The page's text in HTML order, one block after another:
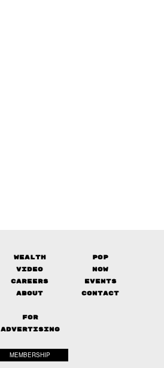
Wealth
Pop
Video
Now
Careers
Events
About Contact
FOR
ADVERTISING
MEMBERSHIP